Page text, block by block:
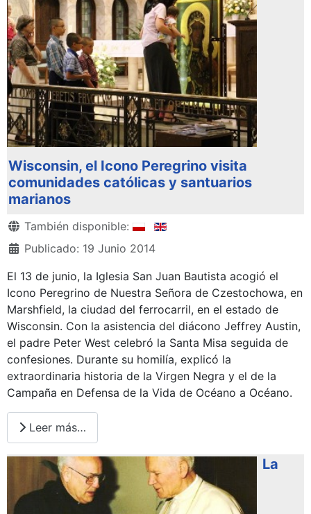
Wisconsin, el Icono Peregrino visita
comunidades católicas y santuarios
marianos
Detalles
También disponible:
Publicado: 19 Junio 2014
El 13 de junio, la Iglesia San Juan Bautista acogió el
Icono Peregrino de Nuestra Señora de Czestochowa, en
Marshfield, la ciudad del ferrocarril, en el estado de
Wisconsin. Con la asistencia del diácono Jeffrey Austin,
el padre Peter West celebró la Santa Misa seguida de
confesiones. Durante su homilía, explicó la
extraordinaria historia de la Virgen Negra y el de la
Campaña en Defensa de la Vida de Océano a Océano.
Leer más…
La